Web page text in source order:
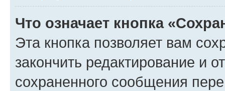
Что означает кнопка
Эта кнопка позволяет вам
закончить редактирование и
сохраненного сообщения